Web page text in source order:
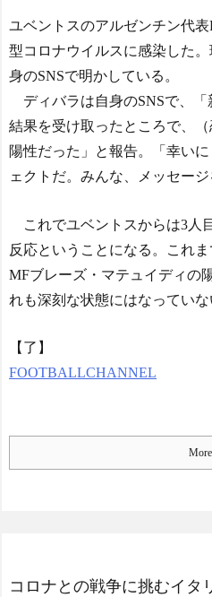
ユベントスのアルゼンチン代
型コロナウイルスに感染した
身のSNSで明かしている。
ディバラは自身のSNSで、「
結果を受け取ったところで、
陽性だった」と報告。「幸い
ェクトだ。みんな、メッセー
これでユベントスからは3人
反応ということになる。これ
MFブレーズ・マテュイディの
れも深刻な状態にはなっていな
【了】
FOOTBALLCHANNEL
More
コロナとの戦争に挑むイタ